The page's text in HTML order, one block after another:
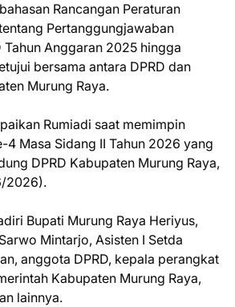
Rancangan Peraturan
Pertanggungjawaban
Tahun Anggaran 2025 hingga
bersama antara DPRD dan
Murung Raya.
Rumiadi saat memimpin
4 Masa Sidang II Tahun 2026 yang
DPRD Kabupaten Murung Raya,
2026).
Bupati Murung Raya Heriyus,
Mintarjo, Asisten I Setda
anggota DPRD, kepala perangkat
Kabupaten Murung Raya,
lainnya.